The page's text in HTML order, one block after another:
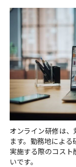
オンライン研修は
ます。勤務地によ
実施する際のコス
いです。